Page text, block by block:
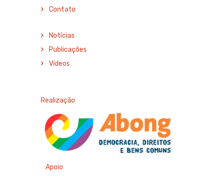
Contato
Notícias
Publicações
Vídeos
Realização
Apoio